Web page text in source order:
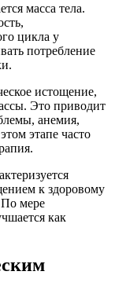
масса тела.
цикла у
потребление
истощение,
Это приводит
анемия,
этапе часто
к здоровому
мере
как